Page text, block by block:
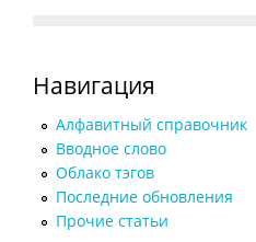
Навигация
Алфавитный справочник
Вводное слово
Облако тэгов
Последние обновления
Прочие статьи